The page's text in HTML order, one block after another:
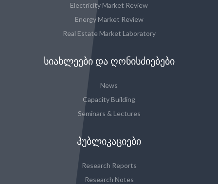
Electricity Market Review
Energy Market Review
Real Estate Market Laboratory
ᲡᲘᲐᲮᲚᲔᲔᲑᲘ ᲓᲐ ᲦᲝᲜᲘᲡᲫᲘᲔᲑᲔᲑᲘ
News
Capacity Building
Seminars & Lectures
ᲞᲣᲑᲚᲘᲙᲐᲪᲘᲔᲑᲘ
Research Reports
Research Notes